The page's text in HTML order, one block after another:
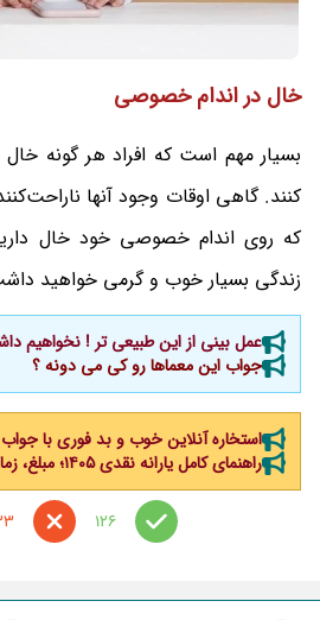
خال در اندام خصوصی
بسیار مهم است که افراد هر گونه
کنند. گاهی اوقات وجود آنها
که روی اندام خصوصی خود خال
زندگی بسیار خوب و گرمی خواهید
عمل بینی از این طبیعی تر ! نخواهیم
جواب این معماها رو کی می دونه ؟
استخاره آنلاین خوب و بد فوری با
راهنمای کامل یارانه نقدی ۱۴۰۵؛ مبلغ، زمان واریز، دهک‌بندی
126